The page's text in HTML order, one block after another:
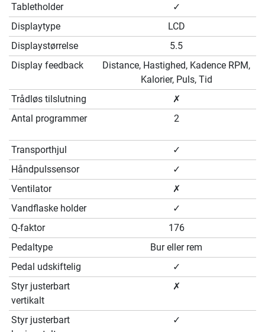
Tabletholder
✓
Displaytype
LCD
Displaystørrelse
5.5
Display feedback
Distance, Hastighed, Kadence RPM,
Kalorier, Puls, Tid
Trådløs tilslutning
✗
Antal programmer
2
Transporthjul
✓
Håndpulssensor
✓
Ventilator
✗
Vandflaske holder
✓
Q-faktor
176
Pedaltype
Bur eller rem
Pedal udskiftelig
✓
Styr justerbart
vertikalt
✗
Styr justerbart
✓